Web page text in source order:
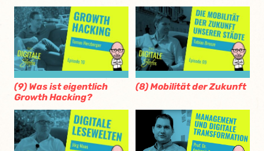
(9) Was ist eigentlich
Growth Hacking?
(8) Mobilität der Zukunft